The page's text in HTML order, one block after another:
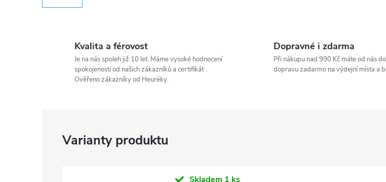
Kvalita a férovost
Je na nás spoleh již 10 let. Máme vysoké hodnocení
spokojenosti od našich zákazníků a certifikát
Ověřeno zákazníky od Heuréky.
Dopravné i zdarma
Při nákupu nad 990 Kč máte od nás
dopravu zadarmo na výdejní místa a
Skladem 1 ks